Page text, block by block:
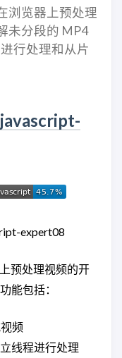
浏览器上预处理
未分段的 MP4
行处理和从片
预处理视频的开
能包括：
频
线程进行处理